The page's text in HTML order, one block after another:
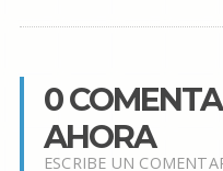
0
AHORA
ESCRIBE UN